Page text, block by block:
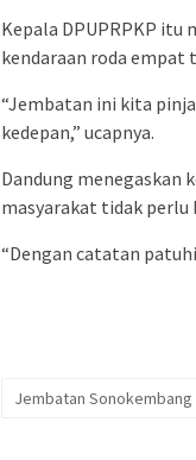
Kepala DPUPRPKP itu
kendaraan roda empat
“Jembatan ini kita
kedepan,” ucapnya.
Dandung menegaskan
masyarakat tidak perlu
“Dengan catatan
Jembatan Sonokembang